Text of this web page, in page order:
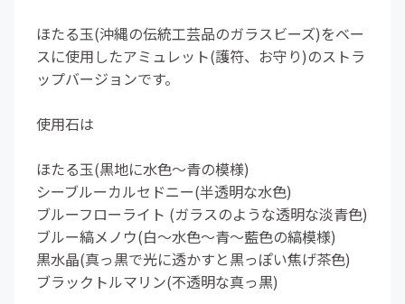
ほたる玉(沖縄の伝統工芸品のガラスビーズ)をベー
スに使用したアミュレット(護符、お守り)のストラ
ップバージョンです。
使用石は
ほたる玉(黒地に水色～青の模様)
シーブルーカルセドニー(半透明な水色)
ブルーフローライト (ガラスのような透明な淡青色)
ブルー縞メノウ(白～水色～青～藍色の縞模様)
黒水晶(真っ黒で光に透かすと黒っぽい焦げ茶色)
ブラックトルマリン(不透明な真っ黒)